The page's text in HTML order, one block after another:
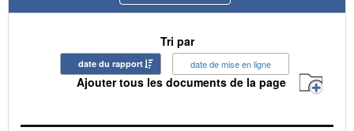
Tri par
date du rapport date de mise en ligne
Ajouter tous les documents de la page